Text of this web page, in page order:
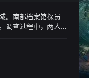
。南部档案馆探员
调查过程中，两人
南安号大船，二人